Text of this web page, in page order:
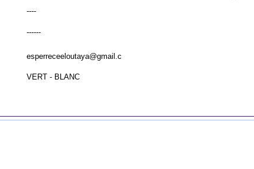
----
------
esperreceeloutaya@gmail.c
VERT - BLANC